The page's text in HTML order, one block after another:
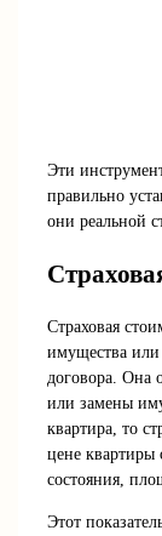
Эти
правильно
они реальной
Страховая
имущества или
договора. Она
или замены
квартира, то
цене квартиры
состояния,
Этот